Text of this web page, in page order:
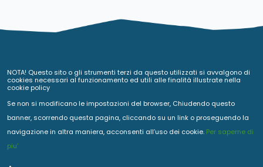
NOTA! Questo sito o gli strumenti terzi da questo utilizzati si avvalgono di
cookies necessari al funzionamento ed utili alle finalità illustrate nella
cookie policy
Se non si modificano le impostazioni del browser, Chiudendo questo
banner, scorrendo questa pagina, cliccando su un link o proseguendo la
navigazione in altra maniera, acconsenti all’uso dei cookie. Per saperne di
piu'